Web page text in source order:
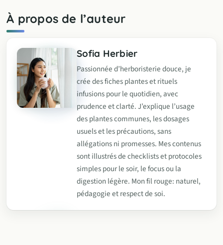
À propos de l’auteur
Sofia Herbier
Passionnée d’herboristerie douce, je
crée des fiches plantes et rituels
infusions pour le quotidien, avec
prudence et clarté. J’explique l’usage
des plantes communes, les dosages
usuels et les précautions, sans
allégations ni promesses. Mes contenus
sont illustrés de checklists et protocoles
simples pour le soir, le focus ou la
digestion légère. Mon fil rouge: naturel,
pédagogie et respect de soi.